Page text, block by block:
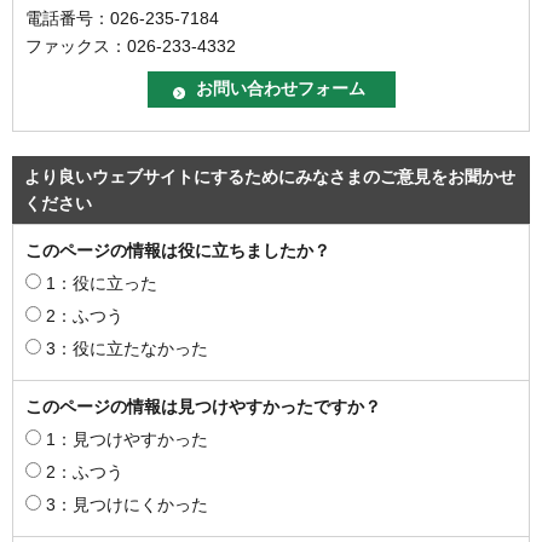
電話番号：026-235-7184
ファックス：026-233-4332
より良いウェブサイトにするためにみなさまのご意見をお聞かせ
ください
このページの情報は役に立ちましたか？
1：役に立った
2：ふつう
3：役に立たなかった
このページの情報は見つけやすかったですか？
1：見つけやすかった
2：ふつう
3：見つけにくかった